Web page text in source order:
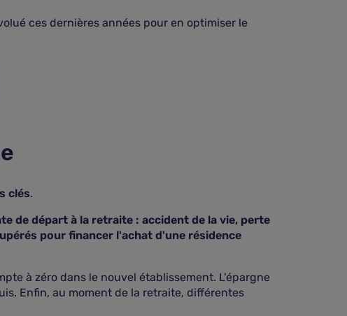
ces dernières années pour en optimiser le
clés.
de départ à la retraite : accident de la vie, perte
pour financer l'achat d'une résidence
à zéro dans le nouvel établissement. L'épargne
Enfin, au moment de la retraite, différentes